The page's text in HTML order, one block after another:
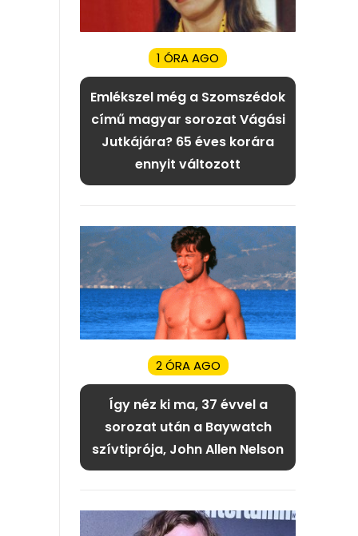
1 ÓRA AGO
Emlékszel még a Szomszédok
című magyar sorozat Vágási
Jutkájára? 65 éves korára
ennyit változott
2 ÓRA AGO
Így néz ki ma, 37 évvel a
sorozat után a Baywatch
szívtiprója, John Allen Nelson